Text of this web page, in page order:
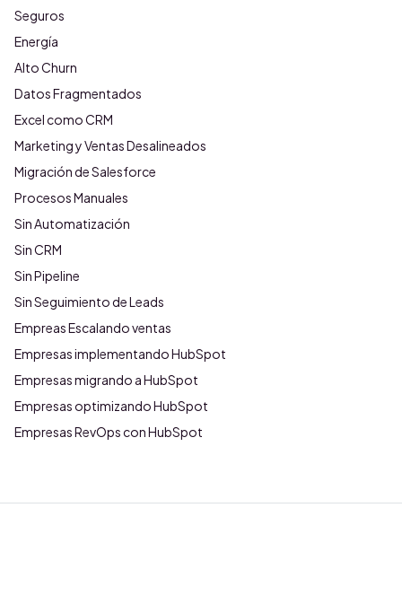
Seguros
Energía
Alto Churn
Datos Fragmentados
Excel como CRM
Marketing y Ventas Desalineados
Migración de Salesforce
Procesos Manuales
Sin Automatización
Sin CRM
Sin Pipeline
Sin Seguimiento de Leads
Empreas Escalando ventas
Empresas implementando HubSpot
Empresas migrando a HubSpot
Empresas optimizando HubSpot
Empresas RevOps con HubSpot